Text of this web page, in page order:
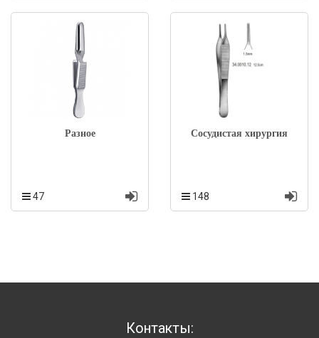
Разное
47
Сосудистая хирургия
148
Контакты: